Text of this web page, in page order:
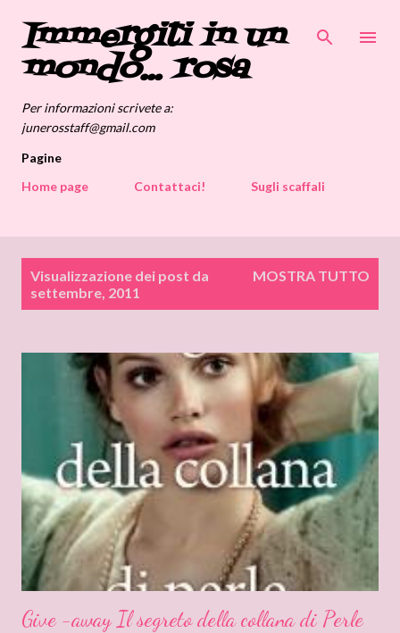
Passa ai contenuti principali
Immergiti in un
mondo... rosa
Per informazioni scrivete a:
junerosstaff@gmail.com
Pagine
Home page
Contattaci! Sugli scaffali
Visualizzazione dei post da
settembre, 2011
MOSTRA TUTTO
Give -away Il segreto della collana di Perle